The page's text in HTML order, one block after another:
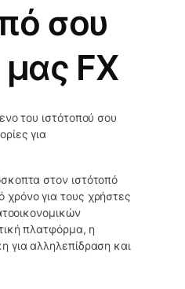
σου
FX
του ιστότοπού σου
για
στον ιστότοπό
για τους χρήστες
πλατφόρμα, η
για αλληλεπίδραση και